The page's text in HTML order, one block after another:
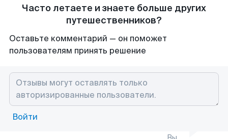
Часто летаете и знаете больше других
путешественников?
Оставьте комментарий — он поможет
пользователям принять решение
Войти